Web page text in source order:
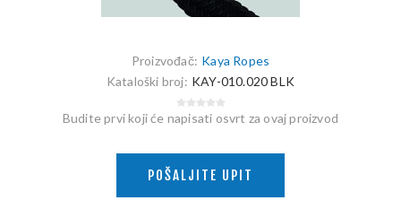
Proizvođač: Kaya Ropes
Kataloški broj: KAY-010.020 BLK
Budite prvi koji će napisati osvrt za ovaj proizvod
POŠALJITE UPIT